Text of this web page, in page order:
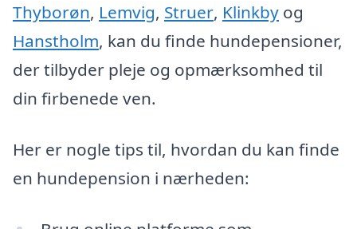
Thyborøn, Lemvig, Struer, Klinkby og
Hanstholm, kan du finde hundepensioner,
der tilbyder pleje og opmærksomhed til
din firbenede ven.
Her er nogle tips til, hvordan du kan finde
en hundepension i nærheden: